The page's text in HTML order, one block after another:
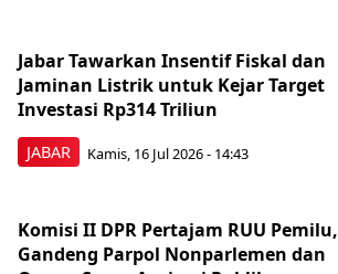
JABAR
Jabar Tawarkan Insentif Fiskal dan
Jaminan Listrik untuk Kejar Target
Investasi Rp314 Triliun
Kamis, 16 Jul 2026 - 14:43
Komisi II DPR Pertajam RUU Pemilu,
Gandeng Parpol Nonparlemen dan